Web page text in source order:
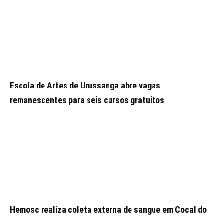
Escola de Artes de Urussanga abre vagas
remanescentes para seis cursos gratuitos
Hemosc realiza coleta externa de sangue em Cocal do